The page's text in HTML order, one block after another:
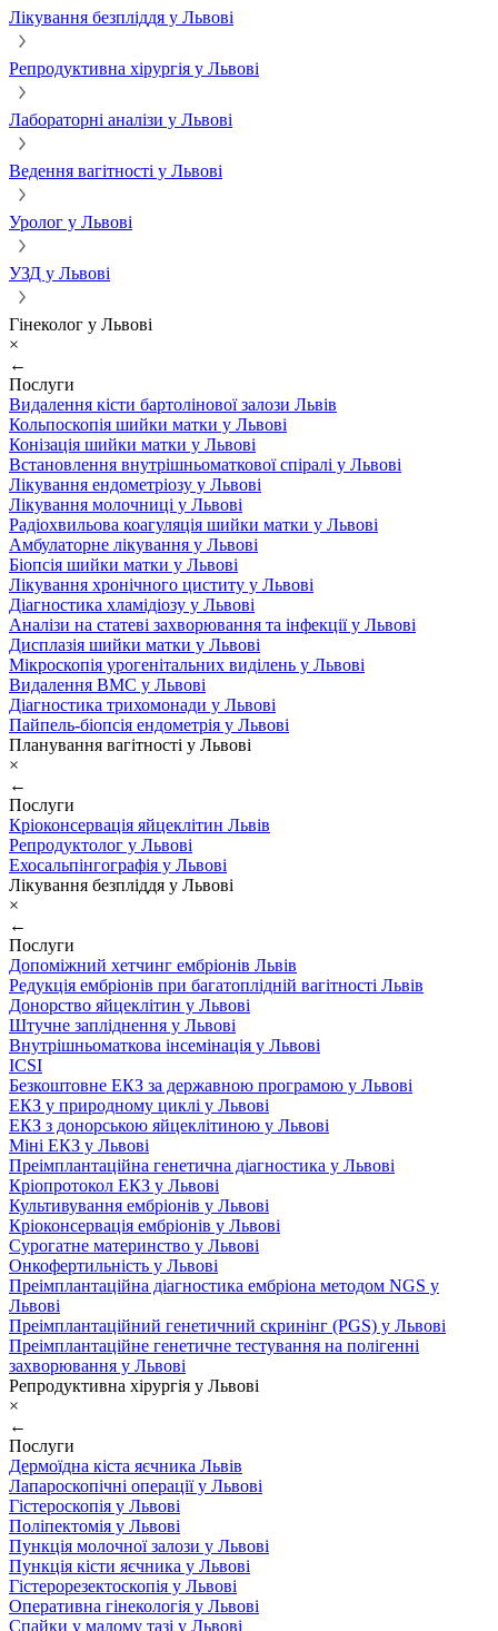
Лікування безпліддя у Львові
Репродуктивна хірургія у Львові
Лабораторні аналізи у Львові
Ведення вагітності у Львові
Уролог у Львові
УЗД у Львові
Гінеколог у Львові
×
←
Послуги
Видалення кісти бартолінової залози Львів
Кольпоскопія шийки матки у Львові
Конізація шийки матки у Львові
Встановлення внутрішньоматкової спіралі у Львові
Лікування ендометріозу у Львові
Лікування молочниці у Львові
Радіохвильова коагуляція шийки матки у Львові
Амбулаторне лікування у Львові
Біопсія шийки матки у Львові
Лікування хронічного циститу у Львові
Діагностика хламідіозу у Львові
Аналізи на статеві захворювання та інфекції у Львові
Дисплазія шийки матки у Львові
Мікроскопія урогенітальних виділень у Львові
Видалення ВМС у Львові
Діагностика трихомонади у Львові
Пайпель-біопсія ендометрія у Львові
Планування вагітності у Львові
×
←
Послуги
Кріоконсервація яйцеклітин Львів
Репродуктолог у Львові
Ехосальпінгографія у Львові
Лікування безпліддя у Львові
×
←
Послуги
Допоміжний хетчинг ембріонів Львів
Редукція ембріонів при багатоплідній вагітності Львів
Донорство яйцеклітин у Львові
Штучне запліднення у Львові
Внутрішньоматкова інсемінація у Львові
ICSI
Безкоштовне ЕКЗ за державною програмою у Львові
ЕКЗ у природному циклі у Львові
ЕКЗ з донорською яйцеклітиною у Львові
Міні ЕКЗ у Львові
Преімплантаційна генетична діагностика у Львові
Кріопротокол ЕКЗ у Львові
Культивування ембріонів у Львові
Кріоконсервація ембріонів у Львові
Сурогатне материнство у Львові
Онкофертильність у Львові
Преімплантаційна діагностика ембріона методом NGS у
Львові
Преімплантаційний генетичний скринінг (PGS) у Львові
Преімплантаційне генетичне тестування на полігенні
захворювання у Львові
Репродуктивна хірургія у Львові
×
←
Послуги
Дермоїдна кіста яєчника Львів
Лапароскопічні операції у Львові
Гістероскопія у Львові
Поліпектомія у Львові
Пункція молочної залози у Львові
Пункція кісти яєчника у Львові
Гістерорезектоскопія у Львові
Оперативна гінекологія у Львові
Спайки у малому тазі у Львові